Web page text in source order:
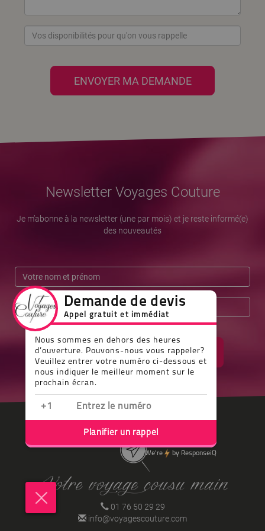
ENVOYER MA DEMANDE
Newsletter Voyages Couture
Je m’abonne à la newsletter (une par mois) et je reste informé(e)
des nouveautés
VALIDER MON INSCRIPTION
01 76 50 29 29
info@voyagescouture.com